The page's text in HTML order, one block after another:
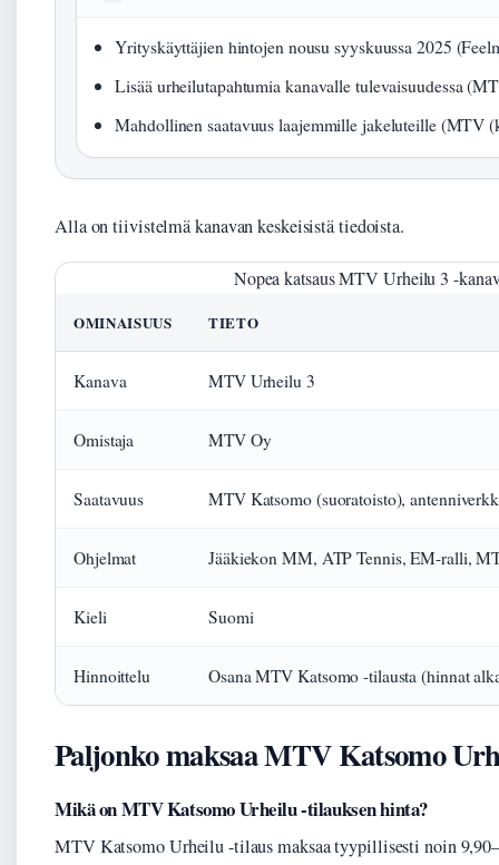
Yrityskäyttäjien hintojen nousu syyskuussa 2025
Lisää urheilutapahtumia kanavalle tulevaisuudessa
Mahdollinen saatavuus laajemmille jakeluteille (MTV
Alla on tiivistelmä kanavan keskeisistä tiedoista.
Nopea katsaus MTV Urheilu 3 -
OMINAISUUS TIETO
Kanava MTV Urheilu 3
Omistaja MTV Oy
Saatavuus MTV Katsomo (suoratoisto),
Ohjelmat Jääkiekon MM, ATP Tennis, EM-ralli,
Kieli Suomi
Hinnoittelu Osana MTV Katsomo -tilausta (hinnat
Paljonko maksaa MTV Katsomo
Mikä on MTV Katsomo Urheilu -tilauksen hinta?
MTV Katsomo Urheilu -tilaus maksaa tyypillisesti noin